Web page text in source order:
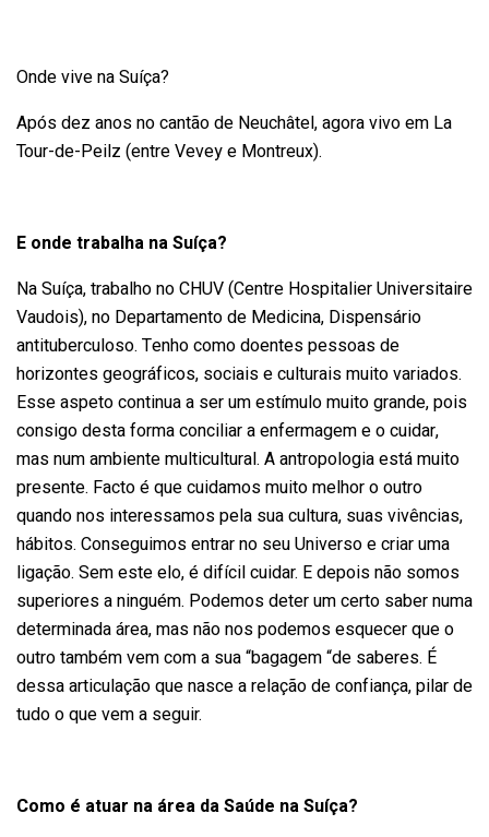
Onde vive na Suíça?
Após dez anos no cantão de Neuchâtel, agora vivo em La
Tour-de-Peilz (entre Vevey e Montreux).
E onde trabalha na Suíça?
Na Suíça, trabalho no CHUV (Centre Hospitalier Universitaire
Vaudois), no Departamento de Medicina, Dispensário
antituberculoso. Tenho como doentes pessoas de
horizontes geográficos, sociais e culturais muito variados.
Esse aspeto continua a ser um estímulo muito grande, pois
consigo desta forma conciliar a enfermagem e o cuidar,
mas num ambiente multicultural. A antropologia está muito
presente. Facto é que cuidamos muito melhor o outro
quando nos interessamos pela sua cultura, suas vivências,
hábitos. Conseguimos entrar no seu Universo e criar uma
ligação. Sem este elo, é difícil cuidar. E depois não somos
superiores a ninguém. Podemos deter um certo saber numa
determinada área, mas não nos podemos esquecer que o
outro também vem com a sua “bagagem “de saberes. É
dessa articulação que nasce a relação de confiança, pilar de
tudo o que vem a seguir.
Como é atuar na área da Saúde na Suíça?